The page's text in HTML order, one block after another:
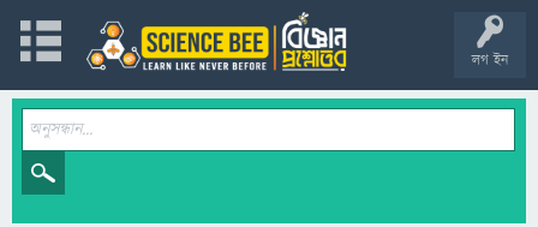
লগ ইন